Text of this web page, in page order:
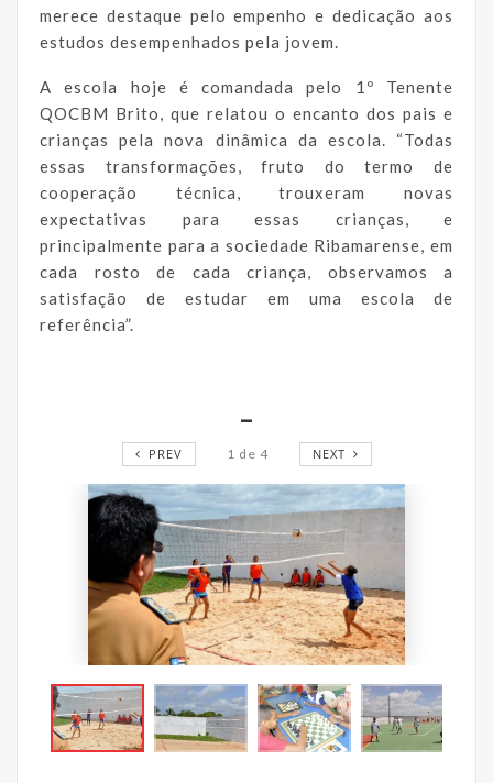
merece destaque pelo empenho e dedicação aos
estudos desempenhados pela jovem.
A escola hoje é comandada pelo 1º Tenente
QOCBM Brito, que relatou o encanto dos pais e
crianças pela nova dinâmica da escola. “Todas
essas transformações, fruto do termo de
cooperação técnica, trouxeram novas
expectativas para essas crianças, e
principalmente para a sociedade Ribamarense, em
cada rosto de cada criança, observamos a
satisfação de estudar em uma escola de
referência”.
PREV 1 de 4 NEXT